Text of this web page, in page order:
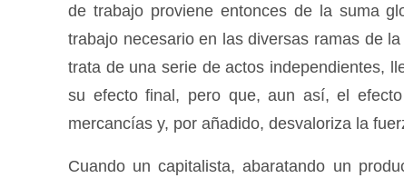
de trabajo proviene entonces de la suma
trabajo necesario en las diversas ramas de
trata de una serie de actos independientes,
su efecto final, pero que, aun así, el
mercancías y, por añadido, desvaloriza la
Cuando un capitalista, abaratando un